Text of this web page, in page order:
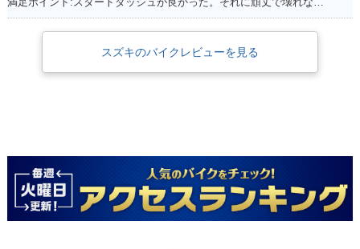
スズキのバイクレビューを見る